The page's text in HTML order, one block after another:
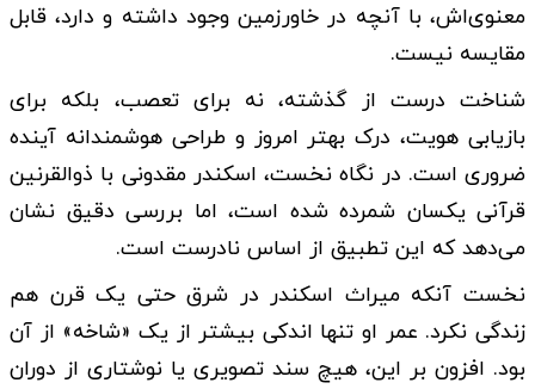
معنوی‌اش، با آنچه در خاورزمین وجود داشته و دارد، قابل
مقایسه نیست.
شناخت درست از گذشته، نه برای تعصب، بلکه برای
بازیابی هویت، درک بهتر امروز و طراحی هوشمندانه آینده
ضروری است. در نگاه نخست، اسکندر مقدونی با ذوالقرنین
قرآنی یکسان شمرده شده است، اما بررسی دقیق نشان
می‌دهد که این تطبیق از اساس نادرست است.
نخست آنکه میراث اسکندر در شرق حتی یک قرن هم
زندگی نکرد. عمر او تنها اندکی بیشتر از یک «شاخه» از آن
بود. افزون بر این، هیچ سند تصویری یا نوشتاری از دوران